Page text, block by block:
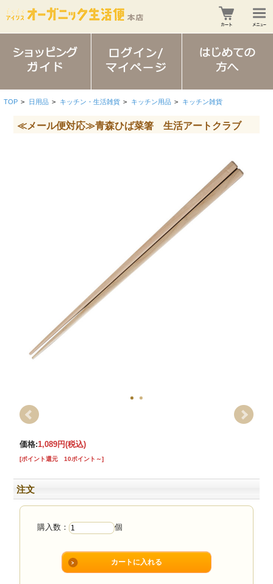
TOP > 日用品 > キッチン・生活雑貨 > キッチン用品 > キッチン雑貨
≪メール便対応≫青森ひば菜箸 生活アートクラブ
価格:1,089円(税込)
[ポイント還元 10ポイント～]
注文
購入数： 個